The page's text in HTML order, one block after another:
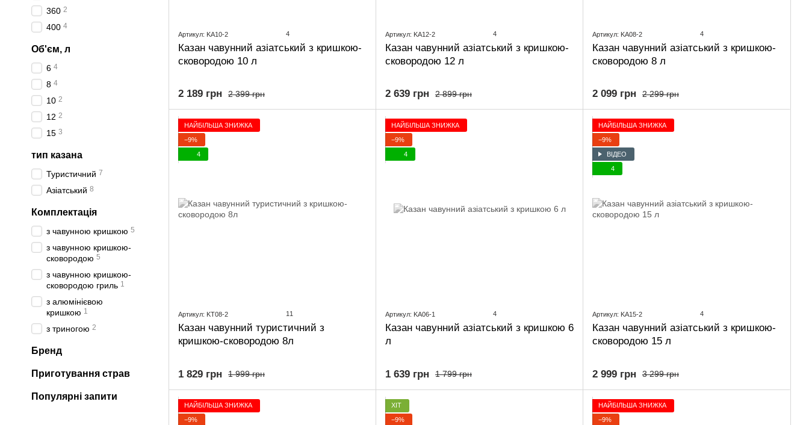
Артикул: KA10-2 4
Казан чавунний азіатський з кришкою-
сковородою 10 л
2 399 грн
2 189 грн
Артикул: KA12-2 4
Казан чавунний азіатський з кришкою-
сковородою 12 л
2 899 грн
2 639 грн
Артикул: KA08-2 4
Казан чавунний азіатський з кришкою-
сковородою 8 л
2 299 грн
2 099 грн
НАЙБІЛЬША ЗНИЖКА
−9%
4
Артикул: KT08-2 11
Казан чавунний туристичний з
кришкою-сковородою 8л
1 999 грн
1 829 грн
НАЙБІЛЬША ЗНИЖКА
−9%
4
Артикул: KA06-1 4
Казан чавунний азіатський з кришкою 6
л
1 799 грн
1 639 грн
НАЙБІЛЬША ЗНИЖКА
−9%
ВІДЕО
4
Артикул: KA15-2 4
Казан чавунний азіатський з кришкою-
сковородою 15 л
3 299 грн
2 999 грн
НАЙБІЛЬША ЗНИЖКА
−9%
ХІТ
−9%
НАЙБІЛЬША ЗНИЖКА
−9%
360 2
400 4
Об'єм, л
6 4
8 4
10 2
12 2
15 3
тип казана
Туристичний 7
Азіатський 8
Комплектація
з чавунною кришкою 5
з чавунною кришкою-
сковородою 5
з чавунною кришкою-
сковородою гриль 1
з алюмінієвою
кришкою 1
з триногою 2
Бренд
Приготування страв
Популярні запити